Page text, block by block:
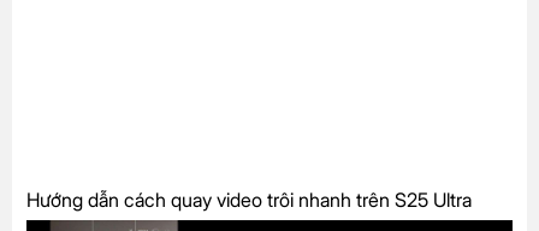
Hướng dẫn cách quay video trôi nhanh trên S25 Ultra